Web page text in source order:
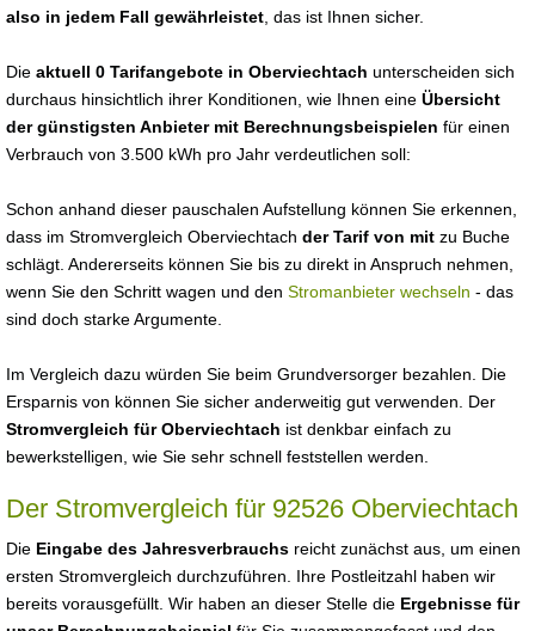
also in jedem Fall gewährleistet , das ist Ihnen sicher.
Die aktuell 0 Tarifangebote in Oberviechtach unterscheiden sich
durchaus hinsichtlich ihrer Konditionen, wie Ihnen eine Übersicht
der günstigsten Anbieter mit Berechnungsbeispielen für einen
Verbrauch von 3.500 kWh pro Jahr verdeutlichen soll:
Schon anhand dieser pauschalen Aufstellung können Sie erkennen,
dass im Stromvergleich Oberviechtach der Tarif von mit zu Buche
schlägt. Andererseits können Sie bis zu direkt in Anspruch nehmen,
wenn Sie den Schritt wagen und den Stromanbieter wechseln - das
sind doch starke Argumente.
Im Vergleich dazu würden Sie beim Grundversorger bezahlen. Die
Ersparnis von können Sie sicher anderweitig gut verwenden. Der
Stromvergleich für Oberviechtach ist denkbar einfach zu
bewerkstelligen, wie Sie sehr schnell feststellen werden.
Der Stromvergleich für 92526 Oberviechtach
Die Eingabe des Jahresverbrauchs reicht zunächst aus, um einen
ersten Stromvergleich durchzuführen. Ihre Postleitzahl haben wir
bereits vorausgefüllt. Wir haben an dieser Stelle die Ergebnisse für